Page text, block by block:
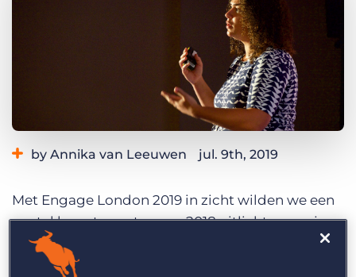
Inloggen
by Annika van Leeuwen jul. 9th, 2019
Met Engage London 2019 in zicht wilden we een
aantal hoogtepunten van 2018 uitlichten om je
een voorproefje te geven van wat je dit jaar kunt
verwachten.